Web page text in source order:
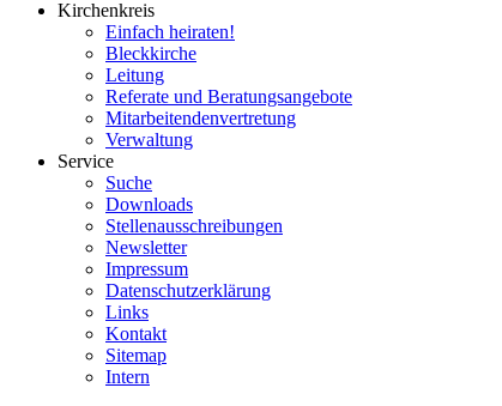
Kirchenkreis
Einfach heiraten!
Bleckkirche
Leitung
Referate und Beratungsangebote
Mitarbeitendenvertretung
Verwaltung
Service
Suche
Downloads
Stellenausschreibungen
Newsletter
Impressum
Datenschutzerklärung
Links
Kontakt
Sitemap
Intern